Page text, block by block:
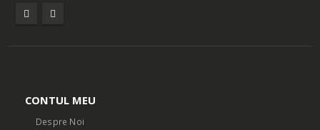
CONTUL MEU
Despre Noi